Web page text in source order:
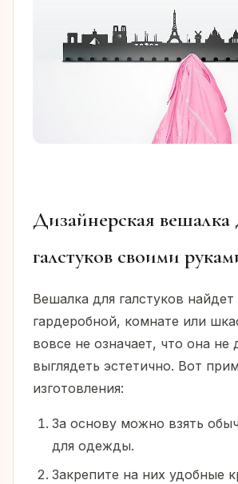
Дизайнерская вешалка
галстуков своими
Вешалка для галстуков
гардеробной, комнате или
вовсе не означает, что она не
выглядеть эстетично. Вот
изготовления:
За основу можно взять
для одежды.
Закрепите на них удобные